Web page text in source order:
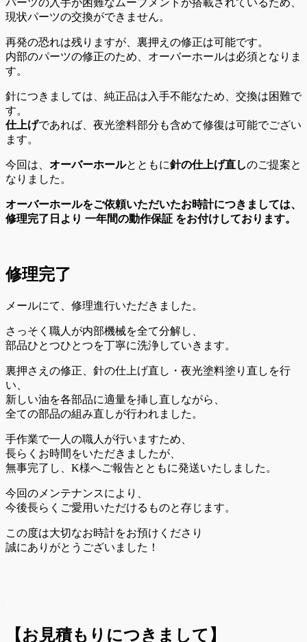
パーツの入手が困難なムーブメントが搭載されているため、
現状パーツの交換ができません。
再発の恐れは残りますが、裏押えの修正は可能です。
内部のパーツの修正のため、オーバーホールは必須となりま
す。
針につきましては、純正品は入手不能なため、交換は困難で
す。
仕上げであれば、夜光塗料部分も含めて修復は可能でござい
ます。
今回は、 オーバーホールとともに針の仕上げ直しのご提案と
なりました。
オーバーホールをご依頼いただいたお時計につきましては、
修理完了日より 一年間の動作保証 をお付けしております。
修理完了
メールにて、修理進行いただきました。
さっそく職人が内部機械を全て分解し、
部品ひとつひとつを丁寧に洗浄していきます。
裏押さえの修正、針の仕上げ直し・夜光塗料塗り直しを行
い、
新しい油を各部品に適量を挿し直しながら、
全ての部品の組み直しが行われました。
手作業で一人の職人が行いますため、
長らくお時間をいただきましたが、
無事完了し、K様へご報告とともに発送いたしました。
今回のメンテナンスにより、
今後長らくご愛用いただけるものと存じます。
この度は大切なお時計をお預けくださり
誠にありがとうございました！
【お見積もりにつきまして】